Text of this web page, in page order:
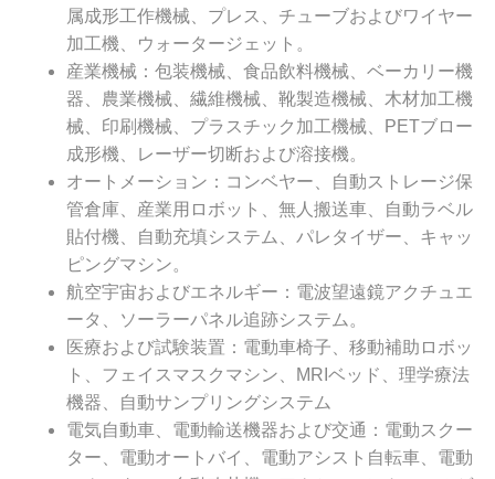
属成形工作機械、プレス、チューブおよびワイヤー
加工機、ウォータージェット。
産業機械：包装機械、食品飲料機械、ベーカリー機
器、農業機械、繊維機械、靴製造機械、木材加工機
械、印刷機械、プラスチック加工機械、PETブロー
成形機、レーザー切断および溶接機。
オートメーション：コンベヤー、自動ストレージ保
管倉庫、産業用ロボット、無人搬送車、自動ラベル
貼付機、自動充填システム、パレタイザー、キャッ
ピングマシン。
航空宇宙およびエネルギー：電波望遠鏡アクチュエ
ータ、ソーラーパネル追跡システム。
医療および試験装置：電動車椅子、移動補助ロボッ
ト、フェイスマスクマシン、MRIベッド、理学療法
機器、自動サンプリングシステム
電気自動車、電動輸送機器および交通：電動スクー
ター、電動オートバイ、電動アシスト自転車、電動